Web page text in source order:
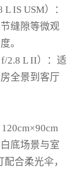
IS USM）：
缝隙等微观
。
f/2.8 L II）：适
全景到客厅
底场景与室
合柔光伞，